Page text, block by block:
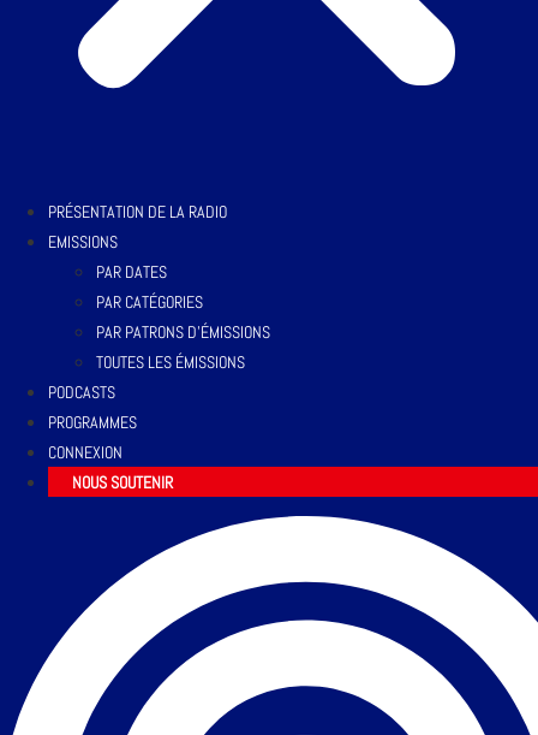
PRÉSENTATION DE LA RADIO
EMISSIONS
PAR DATES
PAR CATÉGORIES
PAR PATRONS D’ÉMISSIONS
TOUTES LES ÉMISSIONS
PODCASTS
PROGRAMMES
CONNEXION
NOUS SOUTENIR